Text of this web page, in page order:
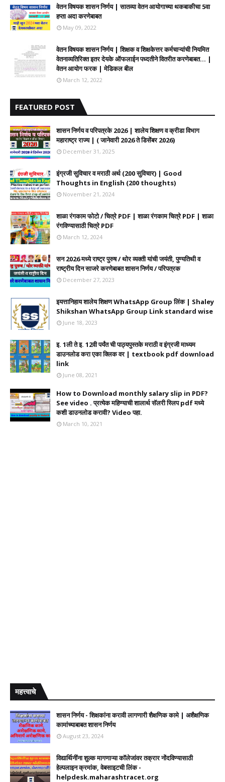
वेतन विषयक शासन निर्णय | सातव्या वेतन आयोगाच्या थकबाकीचा 5वा
हप्ता अदा करणेबाबत
May 09, 2022
वेतन विषयक शासन निर्णय | शिक्षक व शिक्षकेत्तर कर्मचाऱ्यांची नियमित
वेतनाव्यतिरिक्त इतर देयके ऑफलाईन पध्दतीने वितरीत करणेबाबत... |
वेतन आयोग फरक | मेडिकल बील
March 12, 2022
FEATURED POST
शासन निर्णय व परिपत्रके 2026 | शालेय शिक्षण व क्रीडा विभाग
महाराष्ट्र राज्य | ( जानेवारी 2026 ते डिसेंबर 2026)
December 31, 2025
इंग्रजी सुविचार व मराठी अर्थ (200 सुविचार) | Good
Thoughts in English (200 thoughts)
November 21, 2024
शाळा रंगकाम फोटो / चित्रे PDF | शाळा रंगकाम चित्रे PDF | शाळा
रंगविण्यासाठी चित्रे PDF
March 12, 2024
सन 2026 मध्ये राष्ट्र पुरुष / थोर व्यक्ती यांची जयंती, पुण्यतिथी व
राष्ट्रीय दिन साजरे करणेबाबत शासन निर्णय / परिपत्रक
December 27, 2023
इयत्तानिहाय शालेय शिक्षण WhatsApp Group लिंक | Shaley
Shikshan WhatsApp Group Link standard wise
June 18, 2023
इ. 1ली ते इ. 12वी पर्यंत ची पाठ्यपुस्तके मराठी व इंग्रजी माध्यम
डाउनलोड करा एका क्लिक वर | textbook pdf download
link
June 08, 2021
How to Download monthly salary slip in PDF?
See video . प्रत्येक महिण्याची शालार्थ सॅलरी स्लिप pdf मध्ये
कशी डाउनलोड करावी? Video पहा.
March 10, 2021
महत्त्वाचे
शासन निर्णय - शिक्षकांना करावी लागणारी शैक्षणिक कामे | अशैक्षणिक
कामांच्याबाबत शासन निर्णय
August 23, 2024
विद्यार्थिनींना शुल्क मागणाऱ्या कॉलेजांवर तक्रार नोंदविण्यासाठी
हेल्पलाइन क्रमांक, वेबसाइटची लिंक -
helpdesk.maharashtracet.org